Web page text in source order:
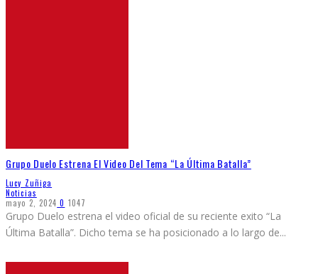
Grupo Duelo Estrena El Video Del Tema “La Última Batalla”
Lucy Zuñiga
Noticias
mayo 2, 2024 0 1047
Grupo Duelo estrena el video oficial de su reciente exito “La
Última Batalla”. Dicho tema se ha posicionado a lo largo de...